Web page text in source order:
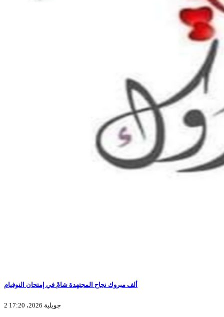
ألف مبروك نجاح المجتهدة شامْ في إمتحان النوفيام
2 جويلية 2026، 17:20